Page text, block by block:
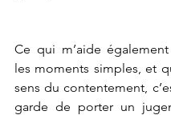
Ce qui m’aide
les moments simples, et
sens du contentement,
garde de porter un